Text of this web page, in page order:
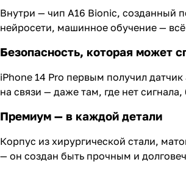
Внутри — чип A16 Bionic, созданный
нейросети, машинное обучение —
Безопасность, которая может
iPhone 14 Pro первым получил
на связи — даже там, где нет
Премиум — в каждой детали
Корпус из хирургической стали,
— он создан быть прочным и